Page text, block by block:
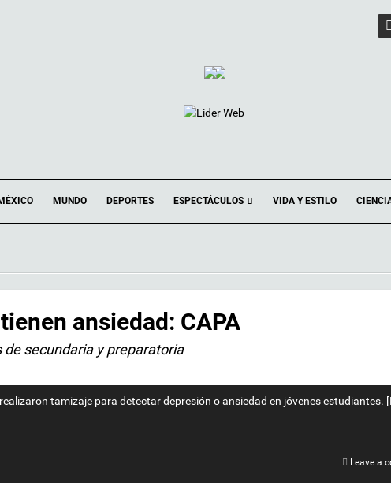
MUNDO DEPORTES ESPECTÁCULOS VIDA Y ESTILO
ansiedad: CAPA
secundaria y preparatoria
tamizaje para detectar depresión o ansiedad en jóvenes estudiantes.
Leave a